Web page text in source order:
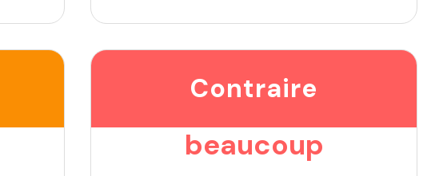
Contraire
beaucoup